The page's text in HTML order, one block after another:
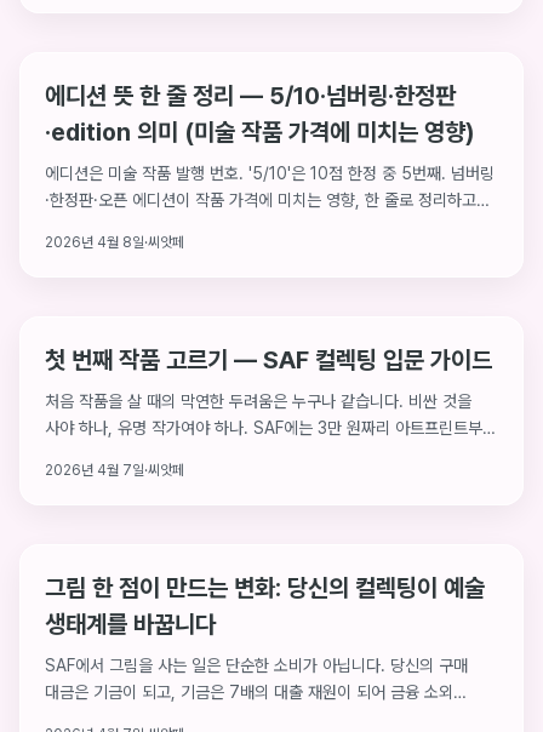
에디션 뜻 한 줄 정리 — 5/10·넘버링·한정판
·edition 의미 (미술 작품 가격에 미치는 영향)
에디션은 미술 작품 발행 번호. '5/10'은 10점 한정 중 5번째. 넘버링
·한정판·오픈 에디션이 작품 가격에 미치는 영향, 한 줄로 정리하고
2026년 4월 8일·씨앗페
첫 번째 작품 고르기 — SAF 컬렉팅 입문 가이드
처음 작품을 살 때의 막연한 두려움은 누구나 같습니다. 비싼 것을
사야 하나, 유명 작가여야 하나. SAF에는 3만 원짜리 아트프린트부터
맞는 첫 번째 작품을 찾는 법을 알려드립니다.
2026년 4월 7일·씨앗페
그림 한 점이 만드는 변화: 당신의 컬렉팅이 예술
생태계를 바꿉니다
SAF에서 그림을 사는 일은 단순한 소비가 아닙니다. 당신의 구매
대금은 기금이 되고, 기금은 7배의 대출 재원이 되어 금융 소외